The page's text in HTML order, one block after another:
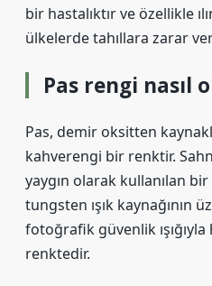
bir hastalıktır ve özellikle
ülkelerde tahıllara zarar
Pas rengi nasıl
Pas, demir oksitten
kahverengi bir renktir.
yaygın olarak kullanılan
tungsten ışık kaynağının
fotoğrafik güvenlik
renktedir.